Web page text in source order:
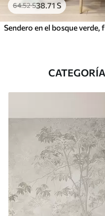
64.52S38 .71S